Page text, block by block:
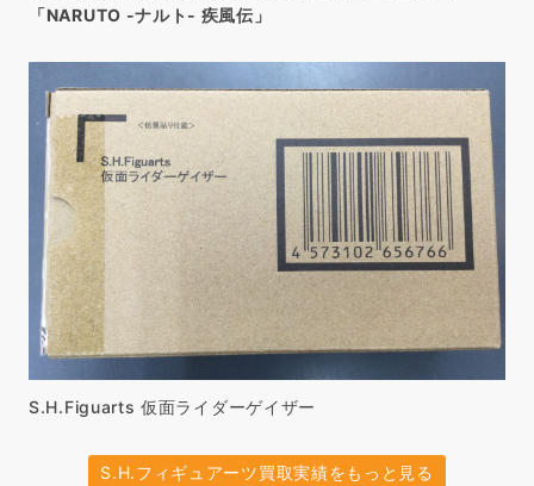
「NARUTO -ナルト- 疾風伝」
S.H.Figuarts 仮面ライダーゲイザー
S.H.フィギュアーツ買取実績をもっと見る